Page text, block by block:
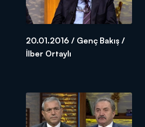
20.01.2016 / Genç Bakış /
İlber Ortaylı